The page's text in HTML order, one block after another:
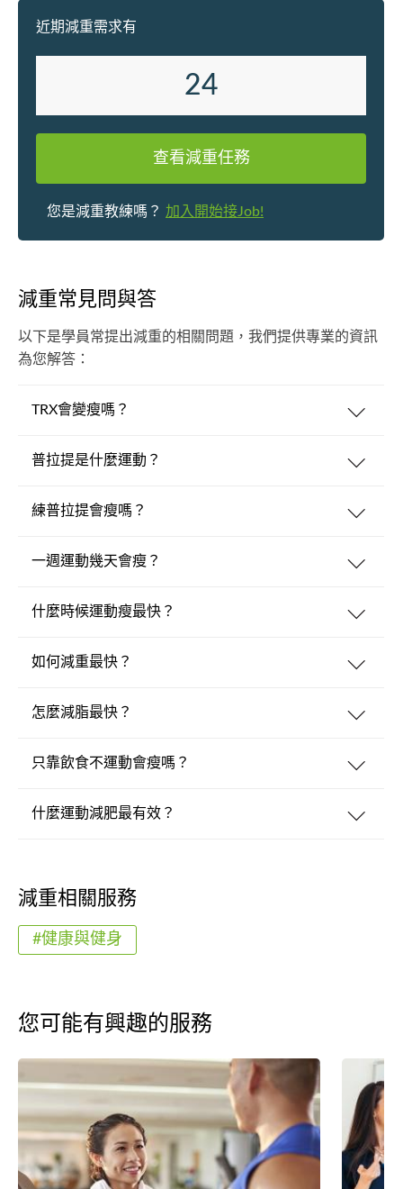
近期減重需求有
24
查看減重任務
您是減重教練嗎？ 加入開始接Job!
減重常見問與答
以下是學員常提出減重的相關問題，我們提供專業的資訊
為您解答：
TRX會變瘦嗎？
普拉提是什麼運動？
練普拉提會瘦嗎？
一週運動幾天會瘦？
什麼時候運動瘦最快？
如何減重最快？
怎麼減脂最快？
只靠飲食不運動會瘦嗎？
什麼運動減肥最有效？
減重相關服務
#健康與健身
您可能有興趣的服務